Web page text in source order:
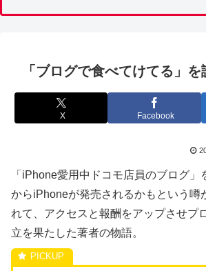
「ブログで食べてけてる」
X Facebook
「iPhone愛用中ドコモ店員のブログ」
からiPhoneが発売されるかもという噂
れて、アクセスと報酬をアップさせプ
立を果たした著者の物語。